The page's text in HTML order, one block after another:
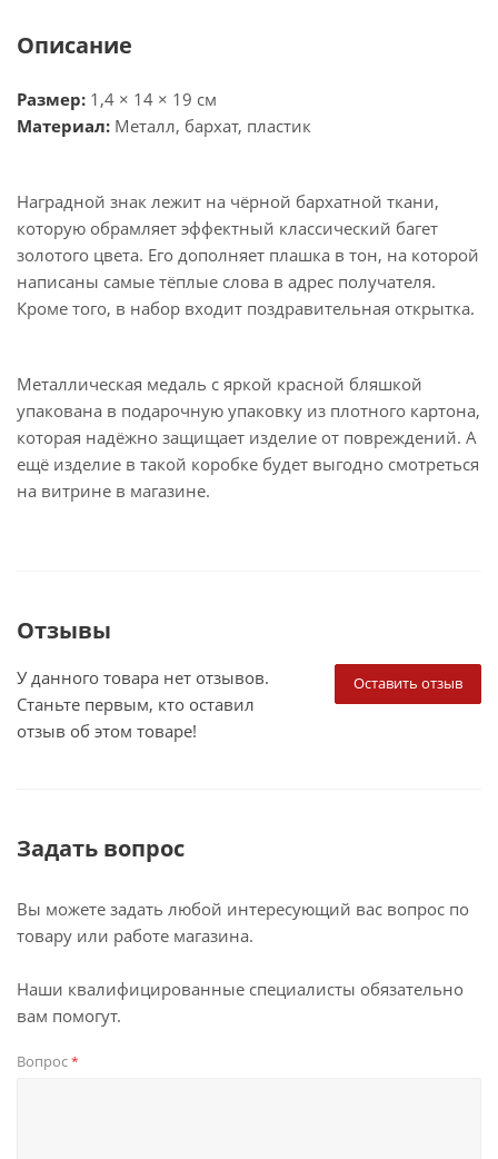
Описание
Размер: 1,4 × 14 × 19 см
Материал: Металл, бархат, пластик
Наградной знак лежит на чёрной бархатной ткани,
которую обрамляет эффектный классический багет
золотого цвета. Его дополняет плашка в тон, на которой
написаны самые тёплые слова в адрес получателя.
Кроме того, в набор входит поздравительная открытка.
Металлическая медаль с яркой красной бляшкой
упакована в подарочную упаковку из плотного картона,
которая надёжно защищает изделие от повреждений. А
ещё изделие в такой коробке будет выгодно смотреться
на витрине в магазине.
Отзывы
Оставить отзыв
У данного товара нет отзывов.
Станьте первым, кто оставил
отзыв об этом товаре!
Задать вопрос
Вы можете задать любой интересующий вас вопрос по
товару или работе магазина.
Наши квалифицированные специалисты обязательно
вам помогут.
Вопрос*